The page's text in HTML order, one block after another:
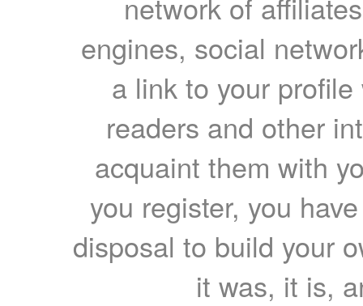
engines, social
a link to your
readers and other
acquaint them with
you register, you
disposal to build your
it was, it is,